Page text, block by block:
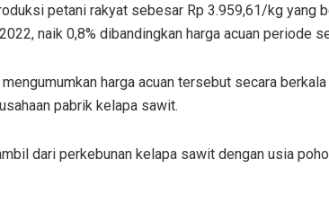
petani rakyat sebesar Rp 3.959,61/kg yang
naik 0,8% dibandingkan harga acuan periode
harga acuan tersebut secara
pabrik kelapa sawit.
dari perkebunan kelapa sawit dengan usia